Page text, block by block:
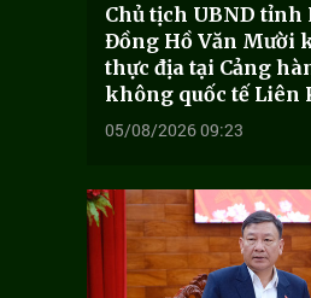
Chủ tịch UBND tỉnh
Đồng Hồ Văn Mười
thực địa tại Cảng
không quốc tế Liên
05/08/2026 09:23